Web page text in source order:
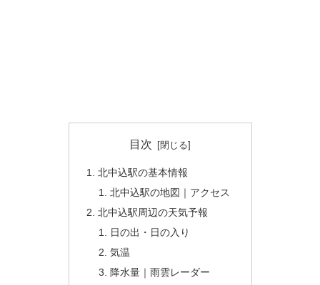
目次
北中込駅の基本情報
北中込駅の地図｜アクセス
北中込駅周辺の天気予報
日の出・日の入り
気温
降水量｜雨雲レーダー